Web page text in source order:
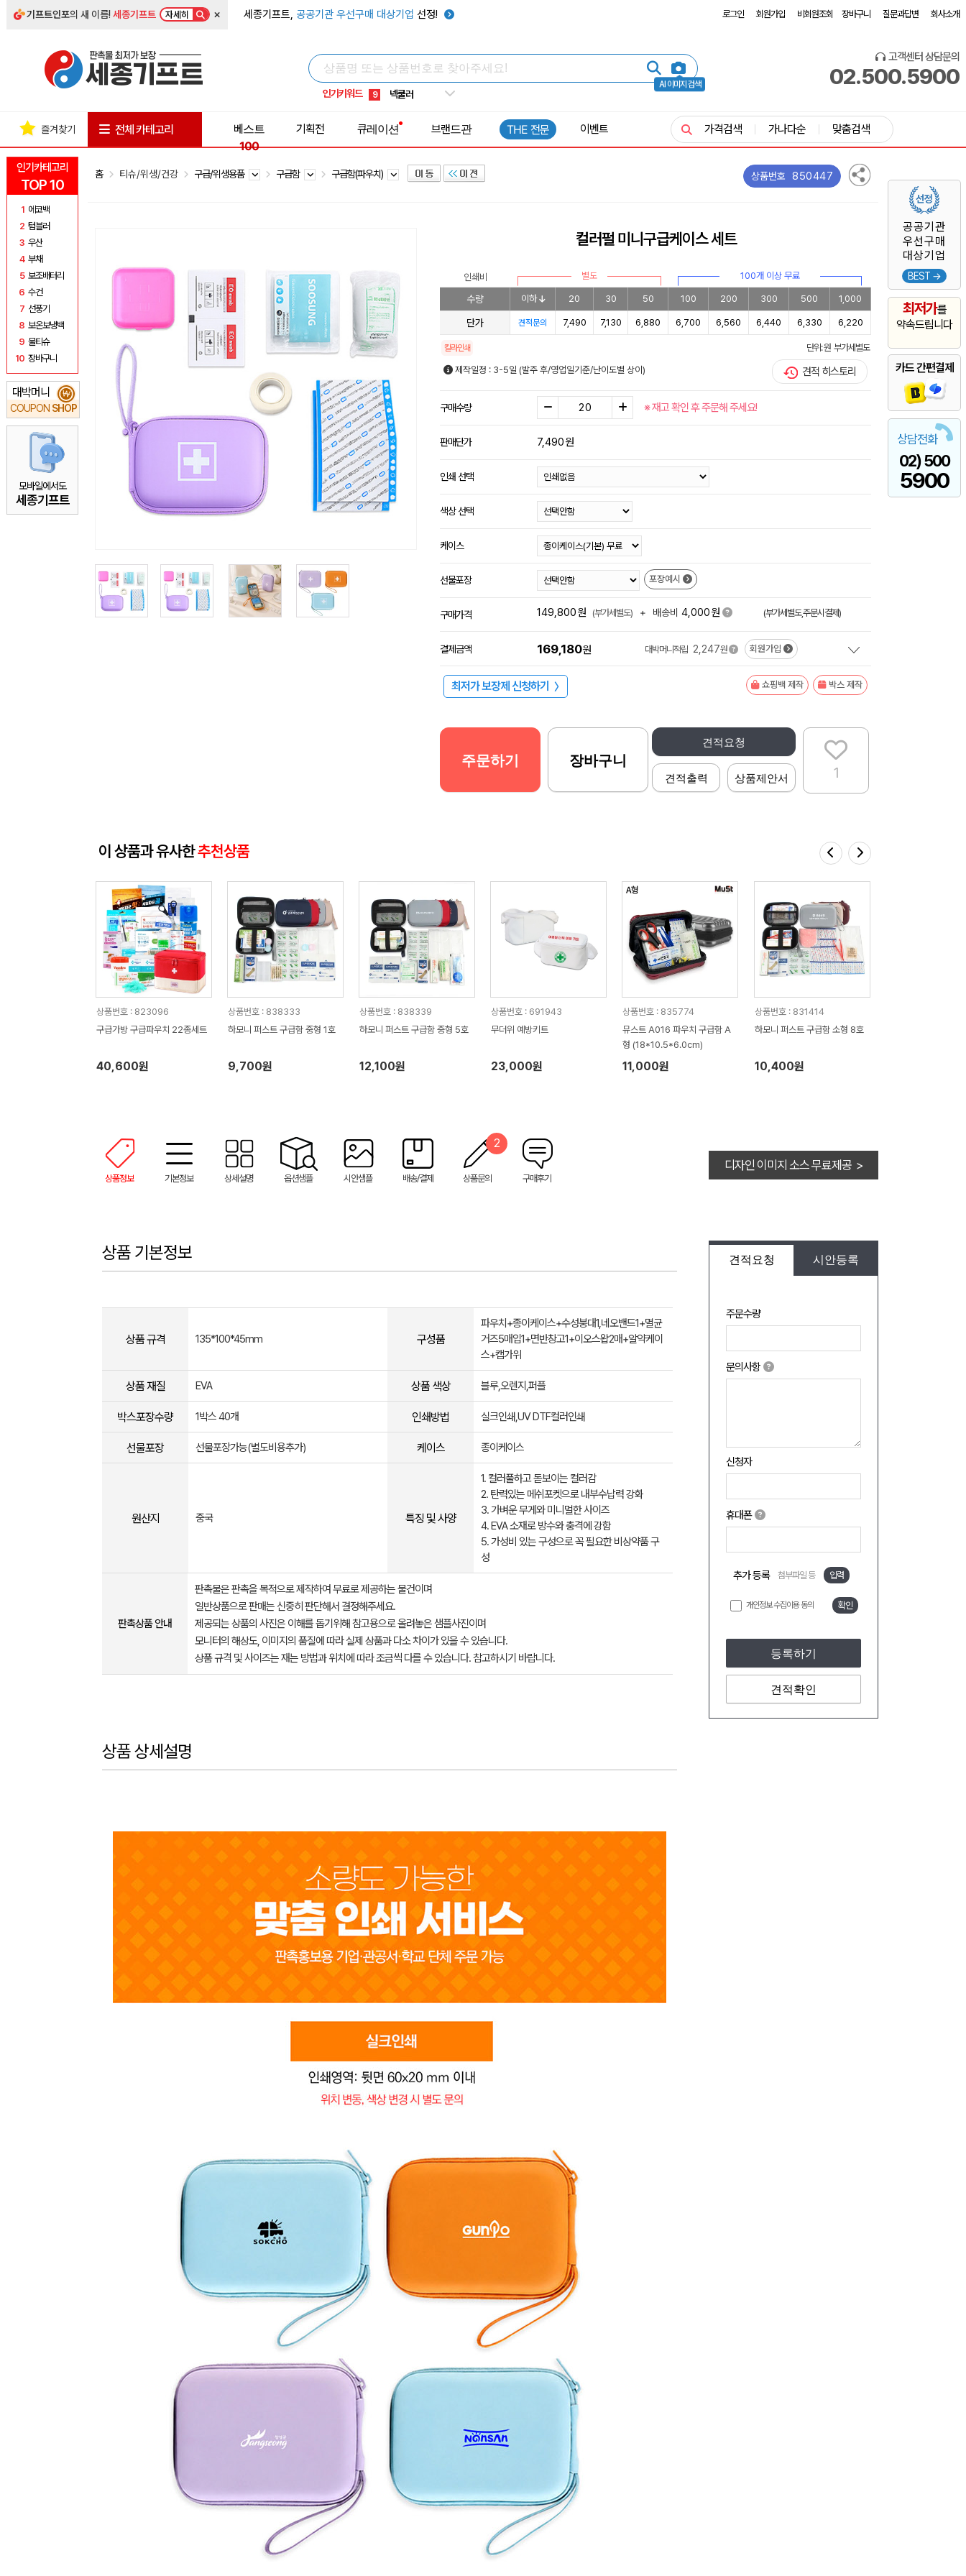
기프트인포의 새 이름!세종기프트 자세히 × 세종기프트, 공공기관 우선구매 대상기업 선정! 로그인 회원가입 비회원조회 장바구니 질문과답변 회사소개
AI 이미지 검색
인기키워드
5 키캡
8 쿨토시
9 넥쿨러
1 선풍기
고객센터 상담문의
02.500.5900
인기카테고리
TOP 10
1 에코백
2 텀블러
3 우산
4 부채
5 보조배터리
6 수건
7 선풍기
8 보온보냉백
9 물티슈
10 장바구니
대박머니
COUPON SHOP
₩
모바일에서도
세종기프트
공공기관
우선구매
대상기업
BEST →
최저가를
약속드립니다
카드 간편결제
상담전화
02) 500
5900
즐겨찾기 전체 카테고리
베스트
100
기획전 큐레이션 브랜드관 THE 전문 이벤트 가격검색 가나다순 맞춤검색
홈 티슈/위생/건강 구급/위생용품 구급함 구급함(파우치) 상품번호 850447
컬러펄 미니구급케이스 세트
인쇄비 별도 100개 이상 무료
수량 이하 20 30 50 100 200 300 500 1,000
단가 견적문의 7,490 7,130 6,880 6,700 6,560 6,440 6,330 6,220
칼라인쇄 단위: 원 부가세별도
제작일정 : 3-5일 (발주 후/영업일기준/난이도별 상이) 견적 히스토리
구매수량 ※ 재고 확인 후 주문해 주세요!
판매단가 7,490원
인쇄 선택
색상 선택
케이스
선물포장 포장예시
구매가격 149,800원 (부가세별도) + 배송비 4,000원 (부가세별도,주문시결제)
결제금액 169,180원 대박머니적립 2,247원 회원가입
최저가 보장제 신청하기 〉 쇼핑백 제작 박스 제작
1
견적요청
견적출력 상품제안서
주문하기 장바구니
이 상품과 유사한추천상품
상품번호 : 823096
구급가방 구급파우치 22종세트
40,600원
상품번호 : 838333
하모니 퍼스트 구급함 중형 1호
9,700원
상품번호 : 838339
하모니 퍼스트 구급함 중형 5호
12,100원
상품번호 : 691943
무더위 예방키트
23,000원
상품번호 : 835774
뮤스트 A016 파우치 구급함 A
형 (18*10.5*6.0cm)
11,000원
상품번호 : 831414
하모니 퍼스트 구급함 소형 8호
10,400원
상품정보 기본정보 상세설명 옵션샘플 시안샘플 배송/결제 상품문의
2
구매후기
디자인 이미지 소스 무료제공 >
견적요청 시안등록
주문수량
문의사항
신청자
휴대폰
추가 등록 첨부파일 등 입력
개인정보 수집이용 동의 확인
등록하기
견적확인
상품 기본정보
상품 규격 135*100*45mm 구성품
파우치+종이케이스+수성붕대1,네오밴드1+멸균
거즈5매입1+면반창고1+이오스왑2매+알약케이
스+캡가위
상품 재질 EVA 상품 색상 블루,오렌지,퍼플
박스포장수량 1박스 40개 인쇄방법 실크인쇄,UV DTF컬러인쇄
선물포장 선물포장가능(별도비용추가) 케이스 종이케이스
원산지 중국 특징 및 사양
1. 컬러풀하고 돋보이는 컬러감
2. 탄력있는 메쉬포켓으로 내부수납력 강화
3. 가벼운 무게와 미니멀한 사이즈
4. EVA 소재로 방수와 충격에 강함
5. 가성비 있는 구성으로 꼭 필요한 비상약품 구
성
판촉상품 안내
판촉물은 판촉을 목적으로 제작하여 무료로 제공하는 물건이며
일반상품으로 판매는 신중히 판단해서 결정해주세요.
제공되는 상품의 사진은 이해를 돕기위해 참고용으로 올려놓은 샘플사진이며
모니터의 해상도, 이미지의 품질에 따라 실제 상품과 다소 차이가 있을 수 있습니다.
상품 규격 및 사이즈는 재는 방법과 위치에 따라 조금씩 다를 수 있습니다. 참고하시기 바랍니다.
상품 상세설명